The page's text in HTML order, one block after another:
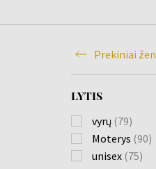
Prekiniai
LYTIS
vyrų (79)
Moterys (90)
unisex (75)